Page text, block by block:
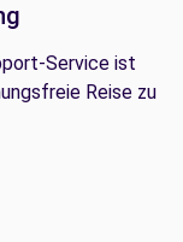
Service ist
Reise zu